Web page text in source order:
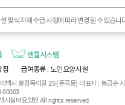
및 식자재 수급 사정에 따라 변경될 수 있습니
엔젤시스템
침
급여종류 : 노인요양시설
백시 황장목이길 25 (문곡동) 대표자 : 봉금순
00003
시실버요양원 All rights reserved.